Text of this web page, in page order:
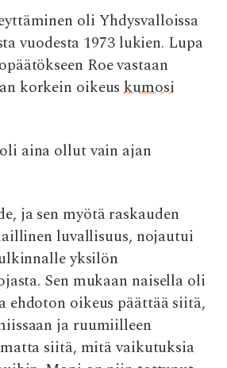
oli Yhdysvalloissa
vuodesta 1973 lukien. Lupa
Roe vastaan
korkein oikeuskumosi
aina ollut vain ajan
ja sen myötä raskauden
luvallisuus, nojautui
yksilön
Sen mukaan naisella oli
ehdoton oikeus päättää siitä,
ja ruumiilleen
siitä, mitä vaikutuksia